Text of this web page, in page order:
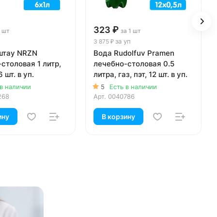
шт
NRZN
1 литр,
шт. в уп.
наличии
323 ₽ за 1 шт
3 875 ₽ за уп
Вода Rudolfuv Pramen
лечебно-столовая 0.5
литра, газ, пэт, 12 шт. в уп.
5
Есть в наличии
Арт. 0040786
В корзину